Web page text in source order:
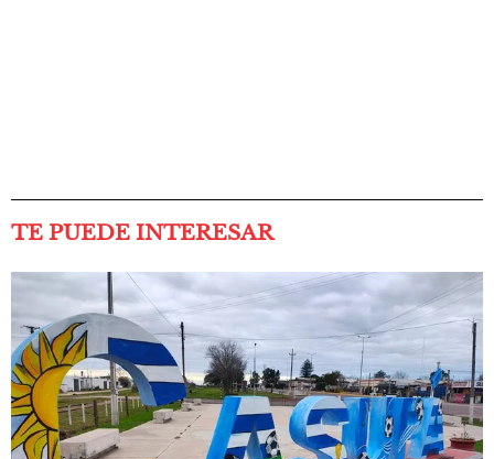
TE PUEDE INTERESAR